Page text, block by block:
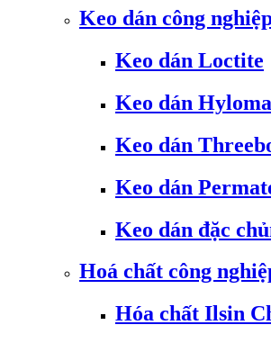
Keo dán công
Keo dán Loctite
Keo dán
Keo dán
Keo dán
Keo dán đặc
Hoá chất công
Hóa chất Ilsin